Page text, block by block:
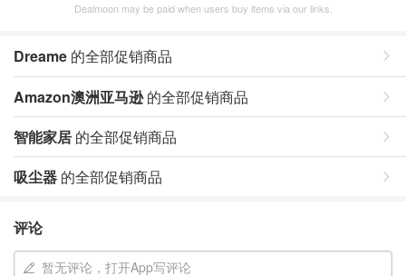
Dealmoon may be paid when users buy items via our links.
Dreame 的全部促销商品
Amazon澳洲亚马逊的全部促销商品
智能家居 的全部促销商品
吸尘器 的全部促销商品
评论
暂无评论，打开App写评论